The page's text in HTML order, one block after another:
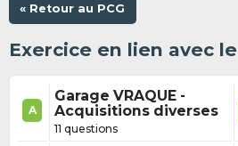
« Retour au PCG
Exercice en lien avec
A
Garage VRAQUE -
Acquisitions diverses
11 questions